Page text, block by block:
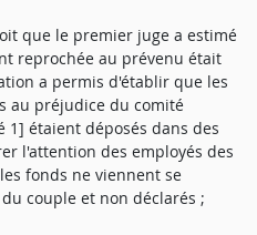
que le premier juge a estimé
reprochée au prévenu était
a permis d'établir que les
au préjudice du comité
1] étaient déposés dans des
l'attention des employés des
fonds ne viennent se
couple et non déclarés ;